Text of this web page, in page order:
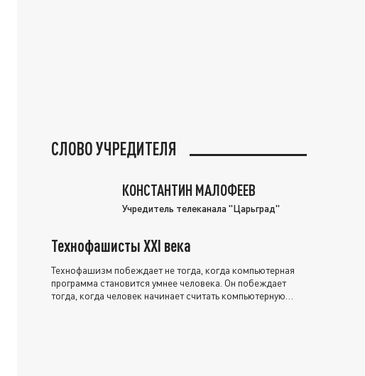
СЛОВО УЧРЕДИТЕЛЯ
КОНСТАНТИН МАЛОФЕЕВ
Учредитель телеканала "Царьград"
Технофашисты XXI века
Технофашизм побеждает не тогда, когда компьютерная
программа становится умнее человека. Он побеждает
тогда, когда человек начинает считать компьютерную